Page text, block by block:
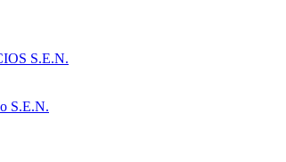
S.E.N.
S.E.N.